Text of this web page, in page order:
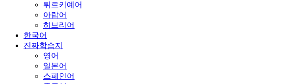
튀르키예어
아랍어
히브리어
한국어
진짜학습지
영어
일본어
스페인어